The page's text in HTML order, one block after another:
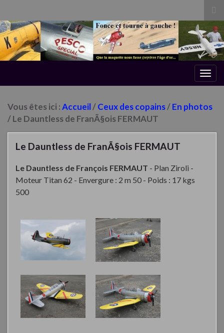
Vous êtes ici :Accueil/Ceux des copains/En photos
/ Le Dauntless de FranÃ§ois FERMAUT
Le Dauntless de FranÃ§ois FERMAUT
Le Dauntless de François FERMAUT - Plan Ziroli -
Moteur Titan 62 - Envergure : 2 m 50 - Poids : 17 kgs
500